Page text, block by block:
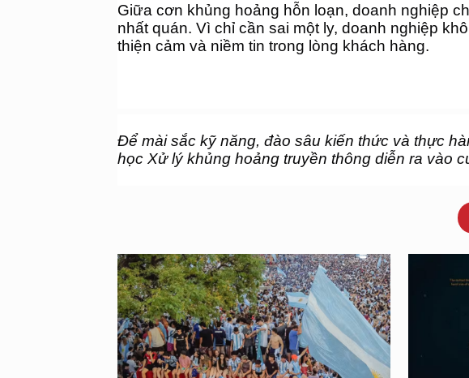
Giữa cơn khủng hoảng hỗn loạn, doanh nghiệp
nhất quán. Vì chỉ cần sai một ly, doanh nghiệp
thiện cảm và niềm tin trong lòng khách hàng.
Để mài sắc kỹ năng, đào sâu kiến thức và thực
học Xử lý khủng hoảng truyền thông diễn ra vào